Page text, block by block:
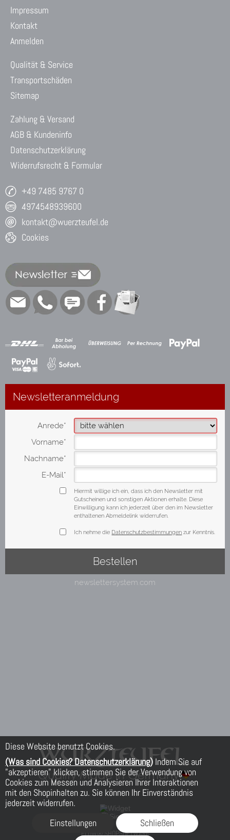
Diese Website benutzt Cookies.
(Was sind Cookies? Datenschutzerklärung) Indem Sie auf
"akzeptieren" klicken, stimmen Sie der Verwendung von
Cookies zum Messen und Analysieren Ihrer Interaktionen
mit den Shopinhalten zu. Sie können Ihr Einverständnis
jederzeit widerrufen.
Einstellungen
Schließen
Impressum
Kontakt
Anmelden
Qualität & Service
Transportschäden
Sitemap
Zahlung & Versand
AGB & Kundeninfo
Datenschutzerklärung
Widerrufsrecht & Formular
+49 7485 9767 0
4974548939600
kontakt@wuerzteufel.de
Cookies
FLOW® SHOPSOFTWARE